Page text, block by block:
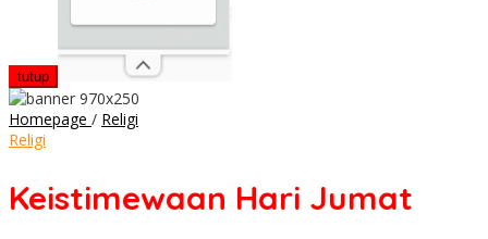
tutup
Homepage / Religi
Religi
Keistimewaan Hari Jumat